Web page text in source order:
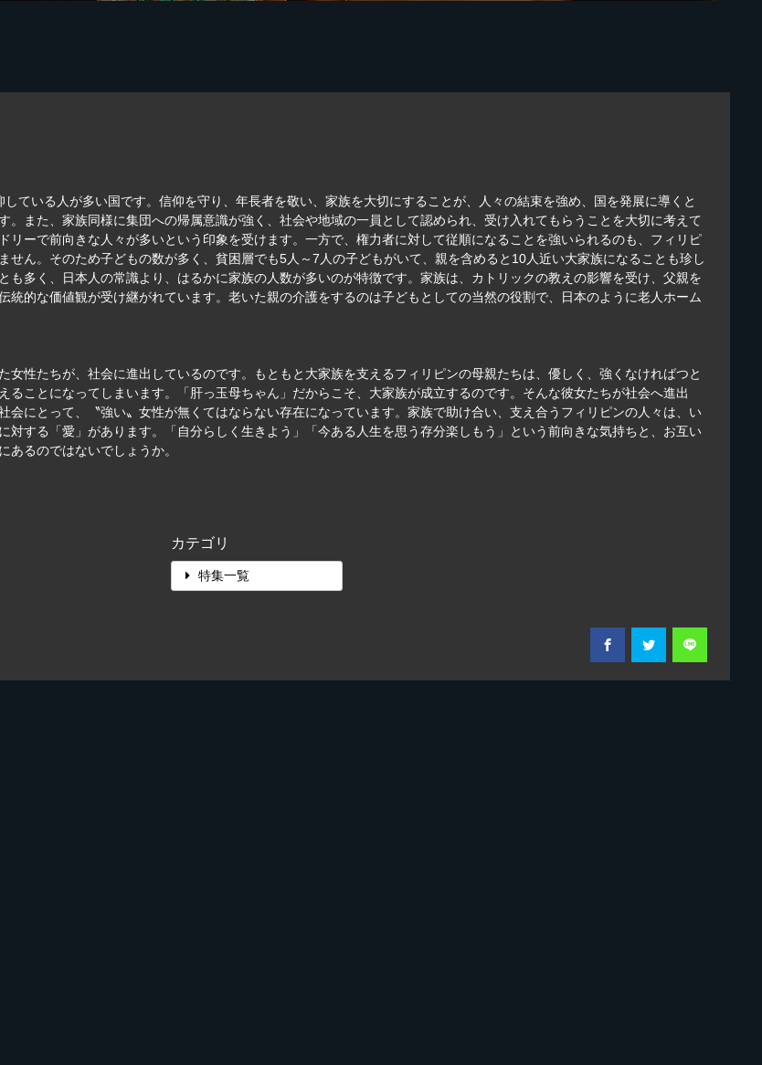
ている人が多い国です。信仰を守り、年長者を敬い、家族を大切にすることが、人々の結束を強め、国を発展に導くと
また、家族同様に集団への帰属意識が強く、社会や地域の一員として認められ、受け入れてもらうことを大切に考えて
ーで前向きな人々が多いという印象を受けます。一方で、権力者に対して従順になることを強いられるのも、フィリピ
ん。そのため子どもの数が多く、貧困層でも5人～7人の子どもがいて、親を含めると10人近い大家族になることも珍し
多く、日本人の常識より、はるかに家族の人数が多いのが特徴です。家族は、カトリックの教えの影響を受け、父親を
的な価値観が受け継がれています。老いた親の介護をするのは子どもとしての当然の役割で、日本のように老人ホーム
性たちが、社会に進出しているのです。もともと大家族を支えるフィリピンの母親たちは、優しく、強くなければつと
ことになってしまいます。「肝っ玉母ちゃん」だからこそ、大家族が成立するのです。そんな彼女たちが社会へ進出
会にとって、〝強い〟女性が無くてはならない存在になっています。家族で助け合い、支え合うフィリピンの人々は、い
する「愛」があります。「自分らしく生きよう」「今ある人生を思う存分楽しもう」という前向きな気持ちと、お互い
あるのではないでしょうか。
カテゴリ
特集一覧